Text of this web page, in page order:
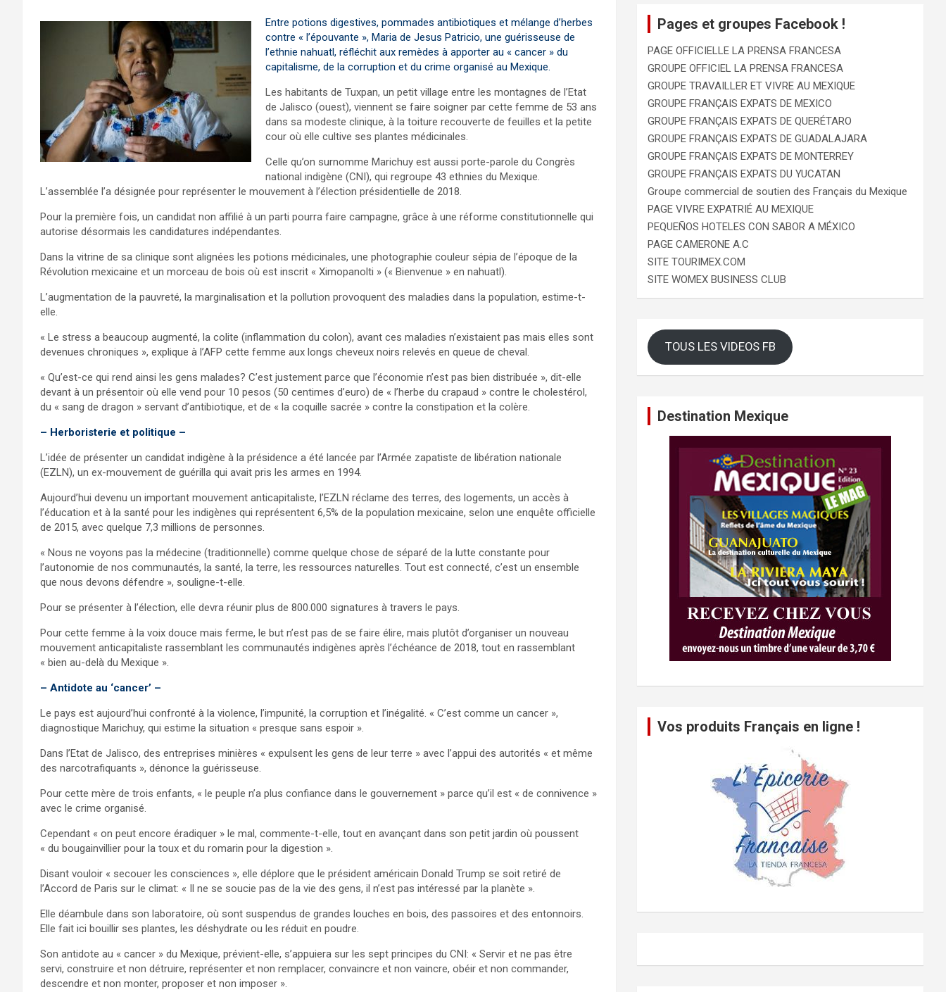
Entre potions digestives, pommades antibiotiques et mélange d’herbes
contre « l’épouvante », Maria de Jesus Patricio, une guérisseuse de
l’ethnie nahuatl, réfléchit aux remèdes à apporter au « cancer » du
capitalisme, de la corruption et du crime organisé au Mexique.
Les habitants de Tuxpan, un petit village entre les montagnes de l’Etat
de Jalisco (ouest), viennent se faire soigner par cette femme de 53 ans
dans sa modeste clinique, à la toiture recouverte de feuilles et la petite
cour où elle cultive ses plantes médicinales.
Celle qu’on surnomme Marichuy est aussi porte-parole du Congrès
national indigène (CNI), qui regroupe 43 ethnies du Mexique.
L’assemblée l’a désignée pour représenter le mouvement à l’élection présidentielle de 2018.
Pour la première fois, un candidat non affilié à un parti pourra faire campagne, grâce à une réforme constitutionnelle qui
autorise désormais les candidatures indépendantes.
Dans la vitrine de sa clinique sont alignées les potions médicinales, une photographie couleur sépia de l’époque de la
Révolution mexicaine et un morceau de bois où est inscrit « Ximopanolti » (« Bienvenue » en nahuatl).
L’augmentation de la pauvreté, la marginalisation et la pollution provoquent des maladies dans la population, estime-t-
elle.
« Le stress a beaucoup augmenté, la colite (inflammation du colon), avant ces maladies n’existaient pas mais elles sont
devenues chroniques », explique à l’AFP cette femme aux longs cheveux noirs relevés en queue de cheval.
« Qu’est-ce qui rend ainsi les gens malades? C’est justement parce que l’économie n’est pas bien distribuée », dit-elle
devant à un présentoir où elle vend pour 10 pesos (50 centimes d’euro) de « l’herbe du crapaud » contre le cholestérol,
du « sang de dragon » servant d’antibiotique, et de « la coquille sacrée » contre la constipation et la colère.
– Herboristerie et politique –
L’idée de présenter un candidat indigène à la présidence a été lancée par l’Armée zapatiste de libération nationale
(EZLN), un ex-mouvement de guérilla qui avait pris les armes en 1994.
Aujourd’hui devenu un important mouvement anticapitaliste, l’EZLN réclame des terres, des logements, un accès à
l’éducation et à la santé pour les indigènes qui représentent 6,5% de la population mexicaine, selon une enquête officielle
de 2015, avec quelque 7,3 millions de personnes.
« Nous ne voyons pas la médecine (traditionnelle) comme quelque chose de séparé de la lutte constante pour
l’autonomie de nos communautés, la santé, la terre, les ressources naturelles. Tout est connecté, c’est un ensemble
que nous devons défendre », souligne-t-elle.
Pour se présenter à l’élection, elle devra réunir plus de 800.000 signatures à travers le pays.
Pour cette femme à la voix douce mais ferme, le but n’est pas de se faire élire, mais plutôt d’organiser un nouveau
mouvement anticapitaliste rassemblant les communautés indigènes après l’échéance de 2018, tout en rassemblant
« bien au-delà du Mexique ».
– Antidote au ‘cancer’ –
Le pays est aujourd’hui confronté à la violence, l’impunité, la corruption et l’inégalité. « C’est comme un cancer »,
diagnostique Marichuy, qui estime la situation « presque sans espoir ».
Dans l’Etat de Jalisco, des entreprises minières « expulsent les gens de leur terre » avec l’appui des autorités « et même
des narcotrafiquants », dénonce la guérisseuse.
Pour cette mère de trois enfants, « le peuple n’a plus confiance dans le gouvernement » parce qu’il est « de connivence »
avec le crime organisé.
Cependant « on peut encore éradiquer » le mal, commente-t-elle, tout en avançant dans son petit jardin où poussent
« du bougainvillier pour la toux et du romarin pour la digestion ».
Disant vouloir « secouer les consciences », elle déplore que le président américain Donald Trump se soit retiré de
l’Accord de Paris sur le climat: « Il ne se soucie pas de la vie des gens, il n’est pas intéressé par la planète ».
Elle déambule dans son laboratoire, où sont suspendus de grandes louches en bois, des passoires et des entonnoirs.
Elle fait ici bouillir ses plantes, les déshydrate ou les réduit en poudre.
Son antidote au « cancer » du Mexique, prévient-elle, s’appuiera sur les sept principes du CNI: « Servir et ne pas être
servi, construire et non détruire, représenter et non remplacer, convaincre et non vaincre, obéir et non commander,
descendre et non monter, proposer et non imposer ».
Pages et groupes Facebook !
PAGE OFFICIELLE LA PRENSA FRANCESA
GROUPE OFFICIEL LA PRENSA FRANCESA
GROUPE TRAVAILLER ET VIVRE AU MEXIQUE
GROUPE FRANÇAIS EXPATS DE MEXICO
GROUPE FRANÇAIS EXPATS DE QUERÉTARO
GROUPE FRANÇAIS EXPATS DE GUADALAJARA
GROUPE FRANÇAIS EXPATS DE MONTERREY
GROUPE FRANÇAIS EXPATS DU YUCATAN
Groupe commercial de soutien des Français du Mexique
PAGE VIVRE EXPATRIÉ AU MEXIQUE
PEQUEÑOS HOTELES CON SABOR A MÉXICO
PAGE CAMERONE A.C
SITE TOURIMEX.COM
SITE WOMEX BUSINESS CLUB
TOUS LES VIDEOS FB
Destination Mexique
Vos produits Français en ligne !